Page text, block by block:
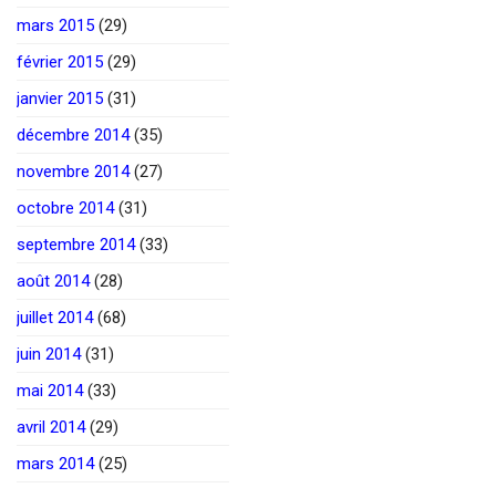
mars 2015 (29)
février 2015 (29)
janvier 2015 (31)
décembre 2014(35)
novembre 2014(27)
octobre 2014(31)
septembre 2014(33)
août 2014(28)
juillet 2014(68)
juin 2014(31)
mai 2014(33)
avril 2014(29)
mars 2014(25)